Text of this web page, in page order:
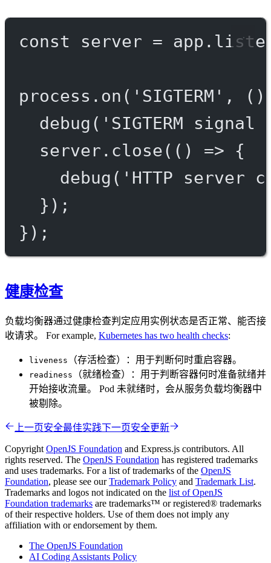
const server = app.
process. on ( 'SIGTERM' ,
debug ( 'SIGTERM
server. close(() => {
debug ( 'HTTP server
});
});
健康检查
负载均衡器通过健康检查判定应用实例状态是否正常、能否接
收请求。 For example, Kubernetes has two health checks:
liveness （存活检查）：用于判断何时重启容器。
readiness
（就绪检查）：用于判断容器何时准备就绪并
开始接收流量。 Pod 未就绪时，会从服务负载均衡器中
被剔除。
上一页安全最佳实践下一页安全更新
Copyright OpenJS Foundation and Express.js contributors. All
rights reserved. The OpenJS Foundation has registered trademarks
and uses trademarks. For a list of trademarks of the OpenJS
Foundation, please see ourTrademark Policy and Trademark List.
Trademarks and logos not indicated on the list of OpenJS
Foundation trademarks are trademarks™ or registered® trademarks
of their respective holders. Use of them does not imply any
affiliation with or endorsement by them.
The OpenJS Foundation
AI Coding Assistants Policy